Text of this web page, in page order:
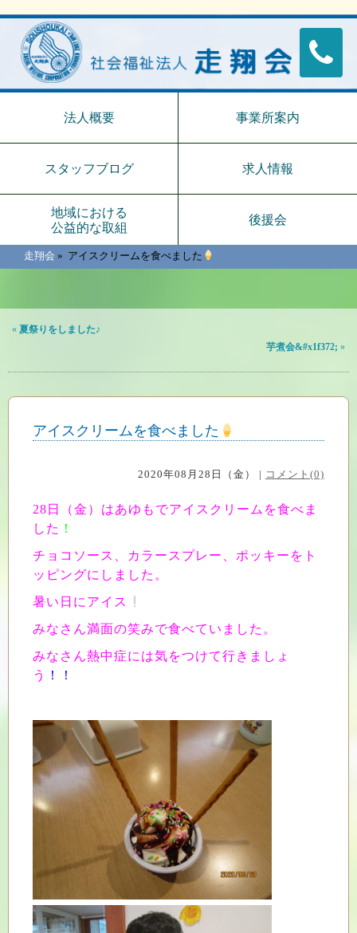
法人概要 事業所案内
スタッフブログ 求人情報
地域における
公益的な取組
後援会
走翔会 » アイスクリームを食べました
« 夏祭りをしました♪
芋煮会&#x1f372; »
アイスクリームを食べました
2020年08月28日（金） | コメント(0)
28日（金）はあゆもでアイスクリームを食べま
した ！
チョコソース、カラースプレー、ポッキーをト
ッピングにしました。
暑い日にアイス
みなさん満面の笑みで食べていました。
みなさん熱中症には気をつけて行きましょ
う
！！